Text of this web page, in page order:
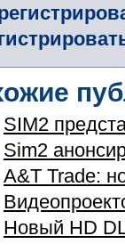
SIM2
Sim2
A&T Trade:
Новый HD